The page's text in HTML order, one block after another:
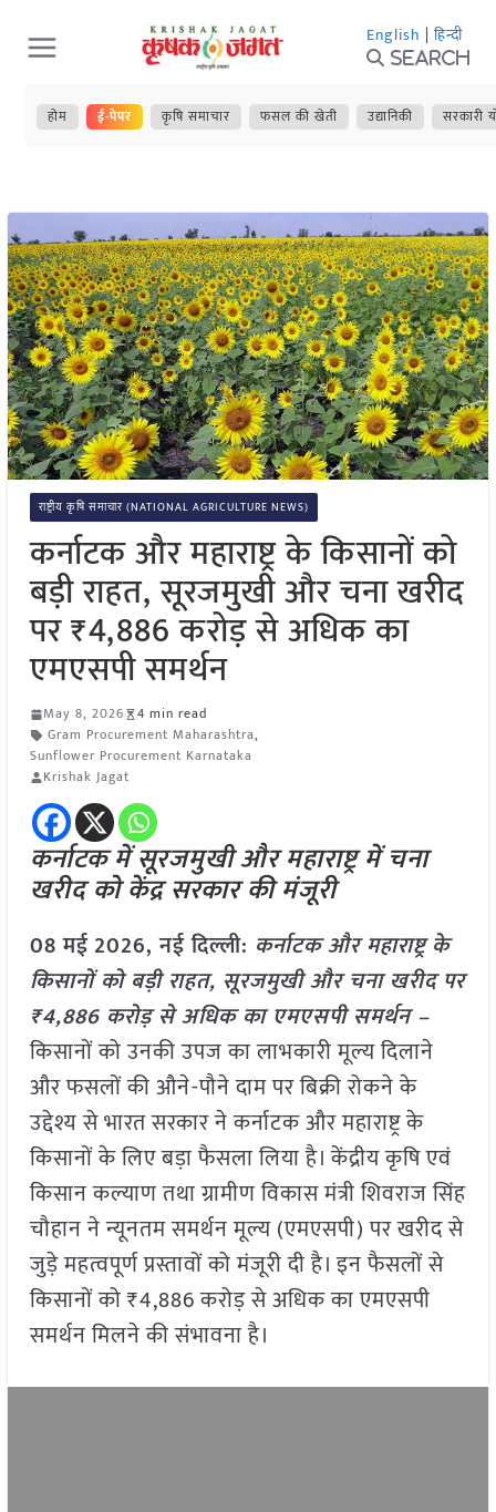
Skip
to
content
English | हिन्दी
Search
होम ई-पेपर कृषि समाचार फसल की खेती उद्यानिकी सरकारी
राष्ट्रीय कृषि समाचार (NATIONAL AGRICULTURE NEWS)
कर्नाटक और महाराष्ट्र के किसानों को
बड़ी राहत, सूरजमुखी और चना खरीद
पर ₹4,886 करोड़ से अधिक का
एमएसपी समर्थन
May 8, 2026
4 min read
Gram Procurement Maharashtra,
Sunflower Procurement Karnataka
Krishak Jagat
कर्नाटक में सूरजमुखी और महाराष्ट्र में चना
खरीद को केंद्र सरकार की मंजूरी
08 मई2026, नई दिल्ली: कर्नाटक और महाराष्ट्र के
किसानों को बड़ी राहत, सूरजमुखी और चना खरीद पर
₹4,886 करोड़ से अधिक का एमएसपी समर्थन –
किसानों को उनकी उपज का लाभकारी मूल्य दिलाने
और फसलों की औने-पौने दाम पर बिक्री रोकने के
उद्देश्य से भारत सरकार ने कर्नाटक और महाराष्ट्र के
किसानों के लिए बड़ा फैसला लिया है। केंद्रीय कृषि एवं
किसान कल्याण तथा ग्रामीण विकास मंत्री शिवराज सिंह
चौहान ने न्यूनतम समर्थन मूल्य (एमएसपी) पर खरीद से
जुड़े महत्वपूर्ण प्रस्तावों को मंजूरी दी है। इन फैसलों से
किसानों को ₹4,886 करोड़ से अधिक का एमएसपी
समर्थन मिलने की संभावना है।